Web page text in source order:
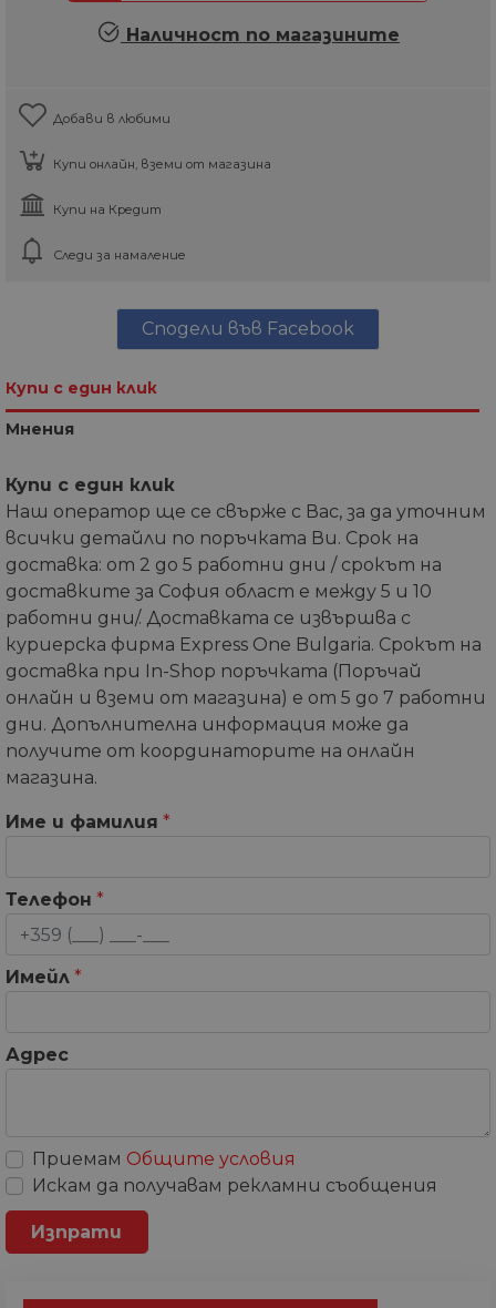
Наличност по магазините
Добави в любими
Купи онлайн, вземи от магазина
Купи на Кредит
Следи за намаление
Сподели във Facebook
Купи с един клик
Мнения
Купи с един клик
Наш оператор ще се свърже с Вас, за да уточним
всички детайли по поръчката Ви. Срок на
доставка: от 2 до 5 работни дни / срокът на
доставките за София област е между 5 и 10
работни дни/. Доставката се извършва с
куриерска фирма Express One Bulgaria. Срокът на
доставка при In-Shop поръчката (Поръчай
онлайн и вземи от магазина) е от 5 до 7 работни
дни. Допълнителна информация може да
получите от координаторите на онлайн
магазина.
Име и фамилия *
Телефон *
Имейл *
Адрес
Приемам Общите условия
Искам да получавам рекламни съобщения